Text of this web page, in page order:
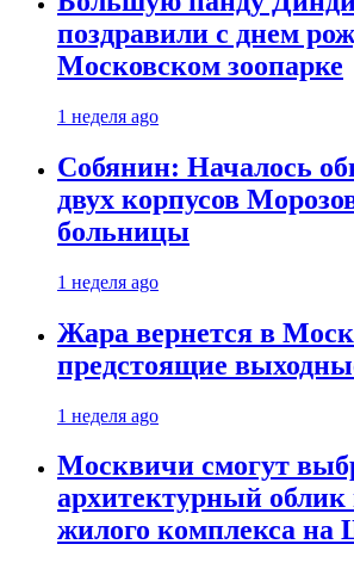
поздравили с днем
Московском зоопарке
1 неделя ago
Собянин: Началось
двух корпусов
больницы
1 неделя ago
Жара вернется в
предстоящие
1 неделя ago
Москвичи смогут
архитектурный облик
жилого комплекса на